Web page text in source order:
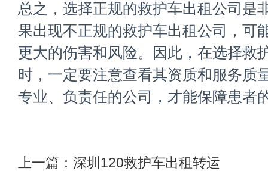
总之，选择正规的救护车出租公司 是
果出现不正规的救护车出租公司，可
更大的伤害和风险。因此，在选择救
时，一定要注意查看其资质和服务质
专业、负责任的公司，才能保障患者
上一篇： 深圳120救护车出租转运